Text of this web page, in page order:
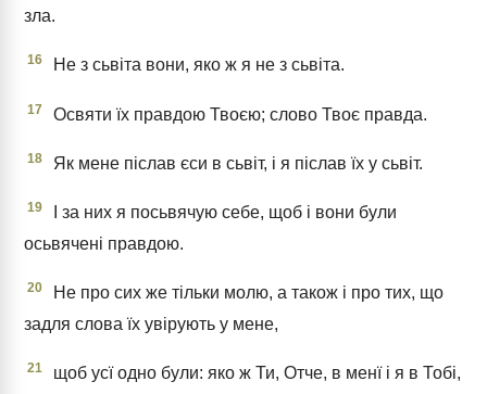
зла.
16 Не з сьвіта вони, яко ж я не з сьвіта.
17 Освяти їх правдою Твоєю; слово Твоє правда.
18 Як мене післав єси в сьвіт, і я післав їх у сьвіт.
19
І за них я посьвячую себе, щоб і вони були
осьвячені правдою.
20
Не про сих же тільки молю, а також і про тих, що
задля слова їх увірують у мене,
21
щоб усї одно були: яко ж Ти, Отче, в менї і я в Тобі,